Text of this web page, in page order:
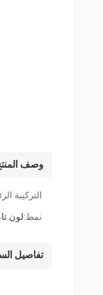
وصف
التركيبة
نمط:لون
تفاصيل